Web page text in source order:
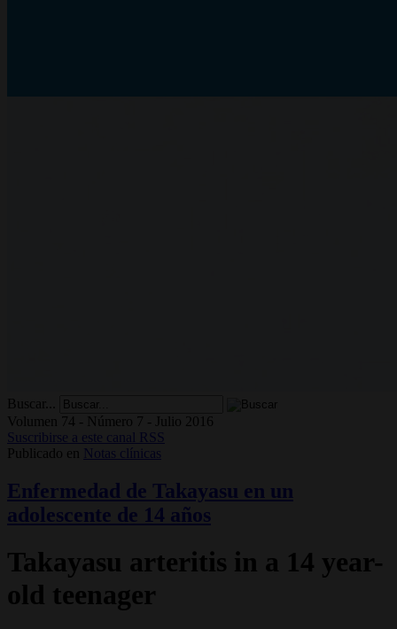
Buscar...
Volumen 74 - Número 7 - Julio 2016
Suscribirse a este canal RSS
Publicado en
Notas clínicas
Enfermedad de Takayasu en un
adolescente de 14 años
Takayasu arteritis in a 14 year-
old teenager